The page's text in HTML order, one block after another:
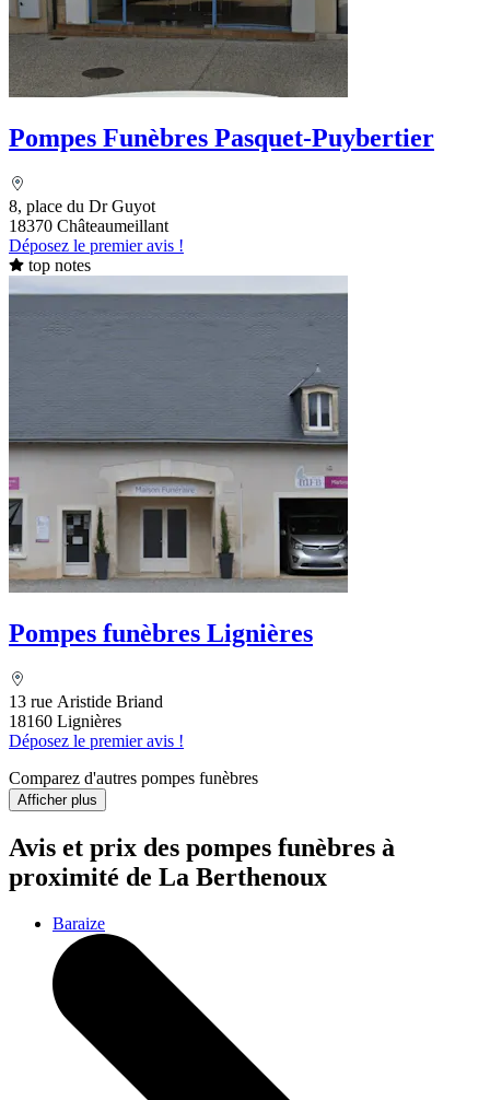
Pompes Funèbres Pasquet-Puybertier
8, place du Dr Guyot
18370 Châteaumeillant
Déposez le premier avis !
top notes
Pompes funèbres Lignières
13 rue Aristide Briand
18160 Lignières
Déposez le premier avis !
Comparez d'autres pompes funèbres
Afficher plus
Avis et prix des pompes funèbres à
proximité de La Berthenoux
Baraize